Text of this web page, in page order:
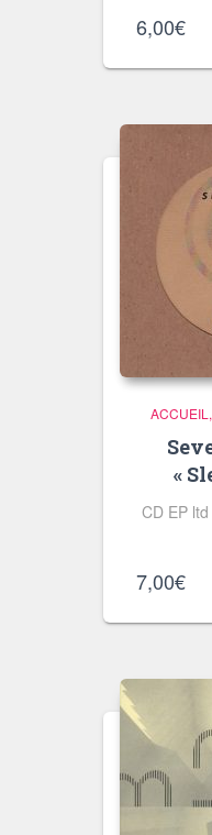
6,00€
ACCUEIL
«
CD EP
7,00€